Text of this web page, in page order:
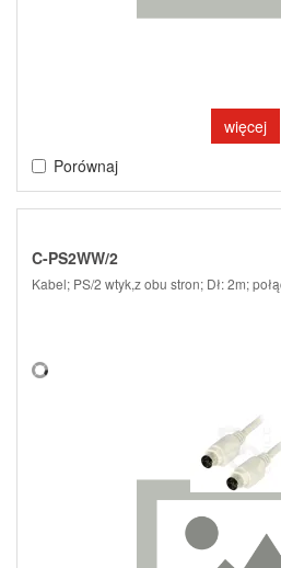
więcej
Porównaj
C-PS2WW/2
Kabel; PS/2 wtyk,z obu stron; Dł: 2m;